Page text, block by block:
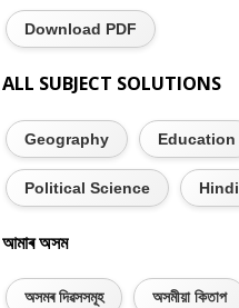
Download PDF
ALL SUBJECT SOLUTIONS
Geography Education
Political Science Hindi
আমাৰ অসম
অসমৰ দিৱসসমূহ অসমীয়া কিতাপ